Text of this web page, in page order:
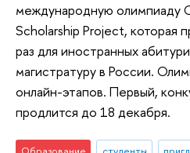
международную олимпиаду
Scholarship Project, которая
раз для иностранных
магистратуру в России.
онлайн-этапов. Первый,
продлится до 18 декабря.